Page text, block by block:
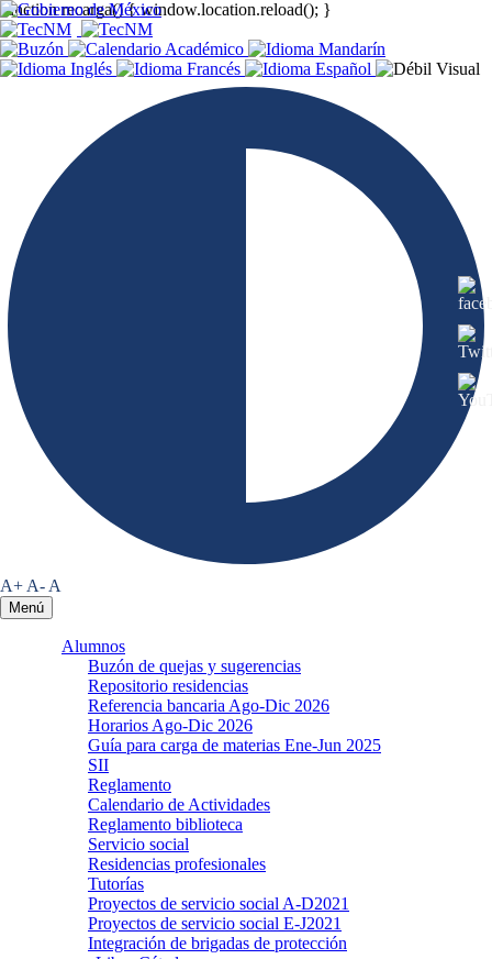
function recarga() { window.location.reload(); }
A+ A- A
Menú
Alumnos
Buzón de quejas y sugerencias
Repositorio residencias
Referencia bancaria Ago-Dic 2026
Horarios Ago-Dic 2026
Guía para carga de materias Ene-Jun 2025
SII
Reglamento
Calendario de Actividades
Reglamento biblioteca
Servicio social
Residencias profesionales
Tutorías
Proyectos de servicio social A-D2021
Proyectos de servicio social E-J2021
Integración de brigadas de protección